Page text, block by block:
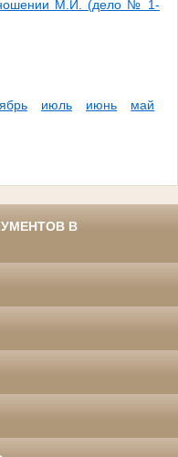
М.И. (дело № 1-
июль июнь
май
В